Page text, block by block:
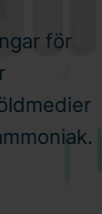
för